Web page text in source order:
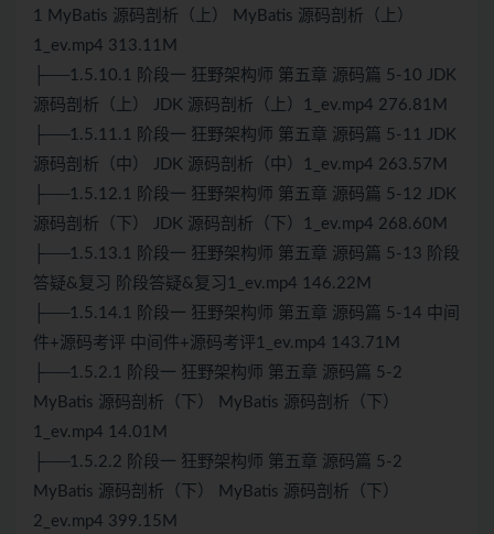
1 MyBatis 源码剖析（上） MyBatis 源码剖析（上）
1_ev.mp4 313.11M
├──1.5.10.1 阶段一 狂野架构师 第五章 源码篇 5-10 JDK
源码剖析（上） JDK 源码剖析（上）1_ev.mp4 276.81M
├──1.5.11.1 阶段一 狂野架构师 第五章 源码篇 5-11 JDK
源码剖析（中） JDK 源码剖析（中）1_ev.mp4 263.57M
├──1.5.12.1 阶段一 狂野架构师 第五章 源码篇 5-12 JDK
源码剖析（下） JDK 源码剖析（下）1_ev.mp4 268.60M
├──1.5.13.1 阶段一 狂野架构师 第五章 源码篇 5-13 阶段
答疑&复习 阶段答疑&复习1_ev.mp4 146.22M
├──1.5.14.1 阶段一 狂野架构师 第五章 源码篇 5-14 中间
件+源码考评 中间件+源码考评1_ev.mp4 143.71M
├──1.5.2.1 阶段一 狂野架构师 第五章 源码篇 5-2
MyBatis 源码剖析（下） MyBatis 源码剖析（下）
1_ev.mp4 14.01M
├──1.5.2.2 阶段一 狂野架构师 第五章 源码篇 5-2
MyBatis 源码剖析（下） MyBatis 源码剖析（下）
2_ev.mp4 399.15M